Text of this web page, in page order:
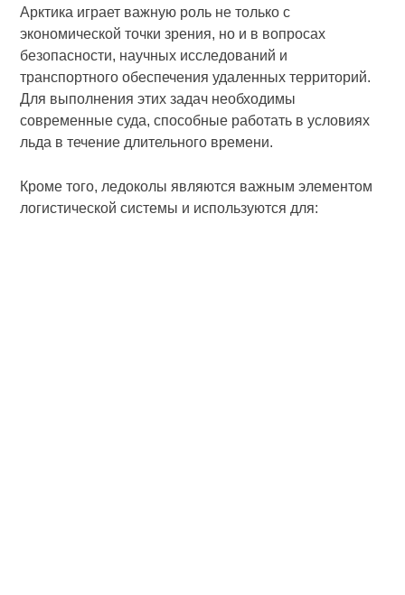
Арктика играет важную роль не только с
экономической точки зрения, но и в вопросах
безопасности, научных исследований и
транспортного обеспечения удаленных территорий.
Для выполнения этих задач необходимы
современные суда, способные работать в условиях
льда в течение длительного времени.
Кроме того, ледоколы являются важным элементом
логистической системы и используются для: